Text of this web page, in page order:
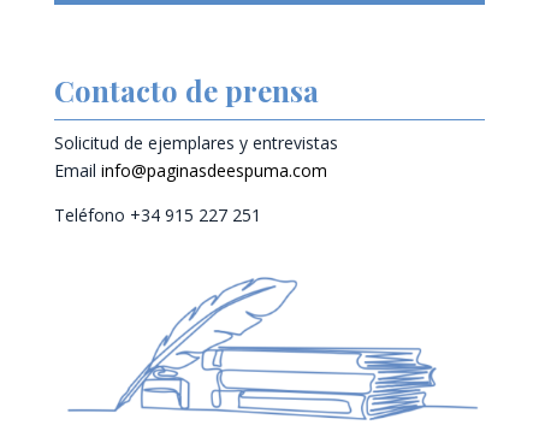
Contacto de prensa
Solicitud de ejemplares y entrevistas
Email info@paginasdeespuma.com
Teléfono +34 915 227 251